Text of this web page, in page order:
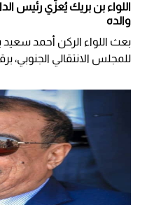
اللواء بن بريك يُعزّي رئيس
والده
بعث اللواء الركن أحمد
للمجلس الانتقالي الجنوبي،